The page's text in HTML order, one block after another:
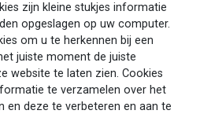
zijn kleine stukjes informatie
opgeslagen op uw computer.
om u te herkennen bij een
juiste moment de juiste
website te laten zien. Cookies
te verzamelen over het
en deze te verbeteren en aan te